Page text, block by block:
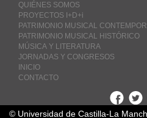
QUIÉNES SOMOS
PROYECTOS I+D+i
PATRIMONIO MUSICAL
PATRIMONIO MUSICAL HISTÓRICO
MÚSICA Y LITERATURA
JORNADAS Y CONGRESOS
INICIO
CONTACTO
© Universidad de Castilla-La